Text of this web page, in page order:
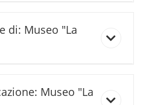
: spazio
La dòna de
: spazio
2015)
di: Museo "La
Museo "La